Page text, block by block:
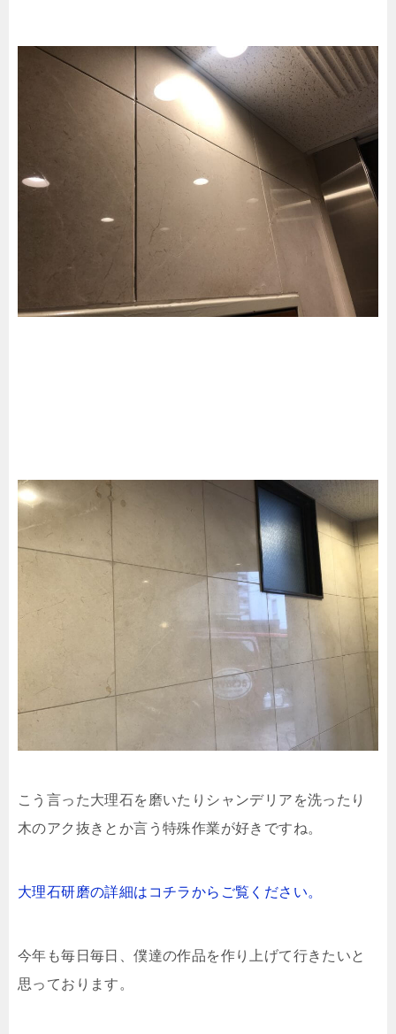
こう言った大理石を磨いたりシャンデリアを洗ったり
木のアク抜きとか言う特殊作業が好きですね。
大理石研磨の詳細はコチラからご覧ください。
今年も毎日毎日、僕達の作品を作り上げて行きたいと
思っております。